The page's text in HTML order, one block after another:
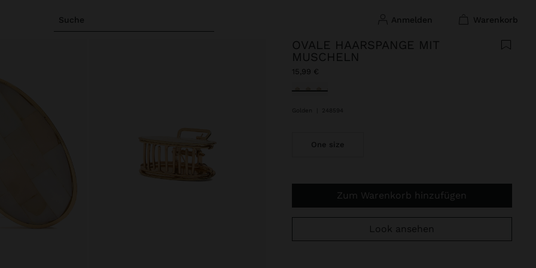
Suche anmelden warenkorb
OVALE HAARSPANGE MIT
MUSCHELN
15,99 €
ausgewählt
Golden 248594
One size
Zum Warenkorb hinzufügen
Look ansehen